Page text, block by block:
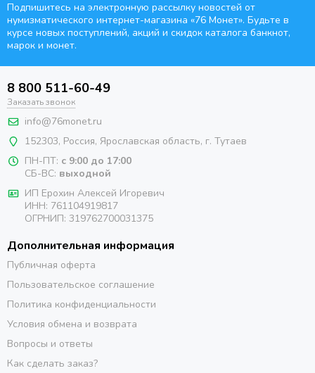
Подпишитесь на электронную рассылку новостей от
нумизматического интернет-магазина «76 Монет». Будьте в
курсе новых поступлений, акций и скидок каталога банкнот,
марок и монет.
8 800 511-60-49
Заказать звонок
info@76monet.ru
152303, Россия, Ярославская область, г. Тутаев
ПН-ПТ: с 9:00 до 17:00
СБ-ВС: выходной
ИП Ерохин Алексей Игоревич
ИНН: 761104919817
ОГРНИП: 319762700031375
Дополнительная информация
Публичная оферта
Пользовательское соглашение
Политика конфиденциальности
Условия обмена и возврата
Вопросы и ответы
Как сделать заказ?